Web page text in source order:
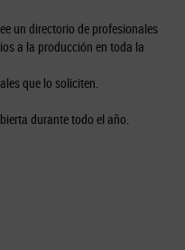
un directorio de profesionales
a la producción en toda la
que lo soliciten.
durante todo el año.